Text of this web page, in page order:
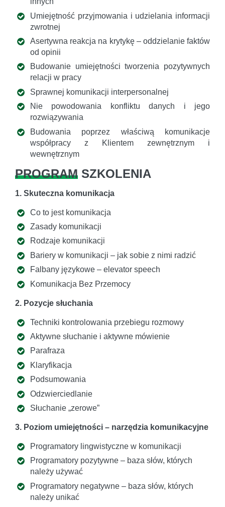
Umiejętność przyjmowania i udzielania informacji
zwrotnej
Asertywna reakcja na krytykę – oddzielanie faktów
od opinii
Budowanie umiejętności tworzenia pozytywnych
relacji w pracy
Sprawnej komunikacji interpersonalnej
Nie powodowania konfliktu danych i jego
rozwiązywania
Budowania poprzez właściwą komunikacje
współpracy z Klientem zewnętrznym i
wewnętrznym
PROGRAM SZKOLENIA
1. Skuteczna komunikacja
Co to jest komunikacja
Zasady komunikacji
Rodzaje komunikacji
Bariery w komunikacji – jak sobie z nimi radzić
Falbany językowe – elevator speech
Komunikacja Bez Przemocy
2. Pozycje słuchania
Techniki kontrolowania przebiegu rozmowy
Aktywne słuchanie i aktywne mówienie
Parafraza
Klaryfikacja
Podsumowania
Odzwierciedlanie
Słuchanie „zerowe”
3. Poziom umiejętności – narzędzia komunikacyjne
Programatory lingwistyczne w komunikacji
Programatory pozytywne – baza słów, których
należy używać
Programatory negatywne – baza słów, których
należy unikać